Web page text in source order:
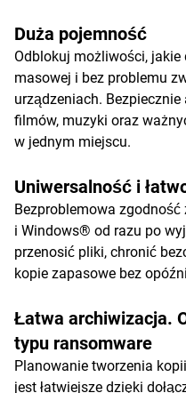
Duża pojemność
Odblokuj możliwości, jakie
masowej i bez problemu
urządzeniach.
filmów, muzyki oraz
w jednym miejscu.
Uniwersalność i
Bezproblemowa
i Windows® od razu po
przenosić pliki, chronić
kopie zapasowe bez
Łatwa archiwizacja.
typu ransomware
Planowanie tworzenia
jest łatwiejsze dzięki